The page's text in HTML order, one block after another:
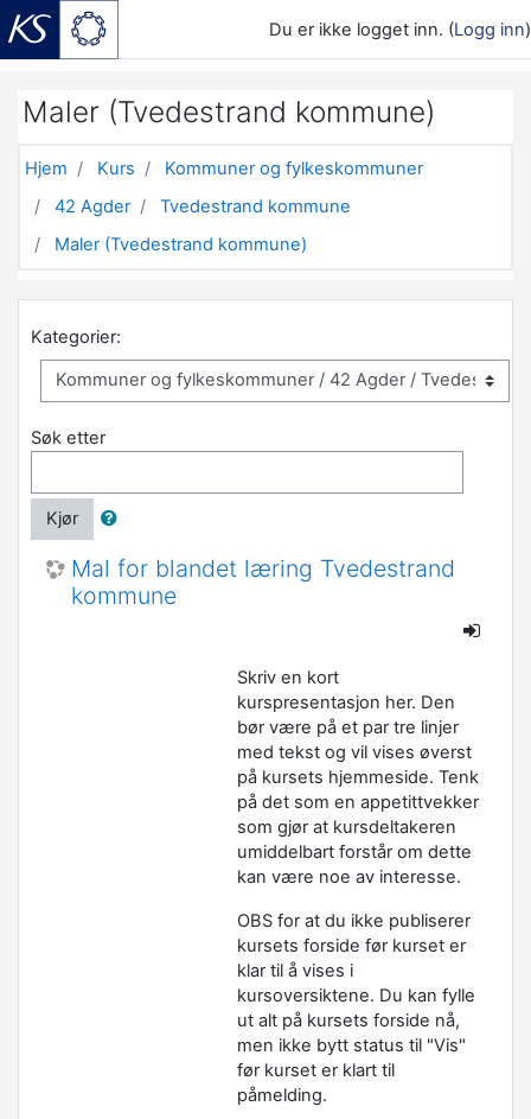
Du er ikke logget inn. (Logg inn)
Maler (Tvedestrand kommune)
Hjem Kurs
Kommuner og fylkeskommuner
42 Agder
Tvedestrand kommune
Maler (Tvedestrand kommune)
Kategorier:
Søk etter
Kjør
Mal for blandet læring Tvedestrand
kommune
Skriv en kort
kurspresentasjon her. Den
bør være på et par tre linjer
med tekst og vil vises øverst
på kursets hjemmeside. Tenk
på det som en appetittvekker
som gjør at kursdeltakeren
umiddelbart forstår om dette
kan være noe av interesse.
OBS for at du ikke publiserer
kursets forside før kurset er
klar til å vises i
kursoversiktene. Du kan fylle
ut alt på kursets forside nå,
men ikke bytt status til "Vis"
før kurset er klart til
påmelding.